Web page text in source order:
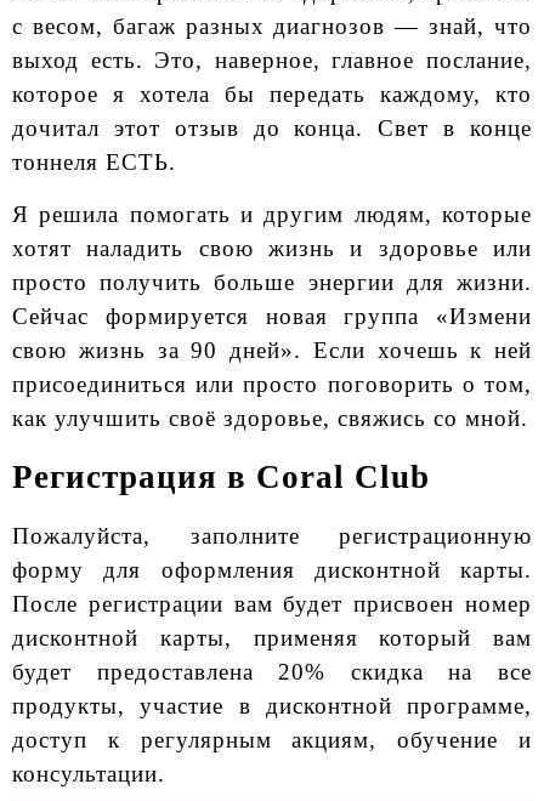
с весом, багаж разных диагнозов — знай, что
выход есть. Это, наверное, главное послание,
которое я хотела бы передать каждому, кто
дочитал этот отзыв до конца. Свет в конце
тоннеля ЕСТЬ.
Я решила помогать и другим людям, которые
хотят наладить свою жизнь и здоровье или
просто получить больше энергии для жизни.
Сейчас формируется новая группа «Измени
свою жизнь за 90 дней». Если хочешь к ней
присоединиться или просто поговорить о том,
как улучшить своё здоровье, свяжись со мной.
Регистрация в Coral Club
Пожалуйста, заполните регистрационную
форму для оформления дисконтной карты.
После регистрации вам будет присвоен номер
дисконтной карты, применяя который вам
будет предоставлена 20% скидка на все
продукты, участие в дисконтной программе,
доступ к регулярным акциям, обучение и
консультации.